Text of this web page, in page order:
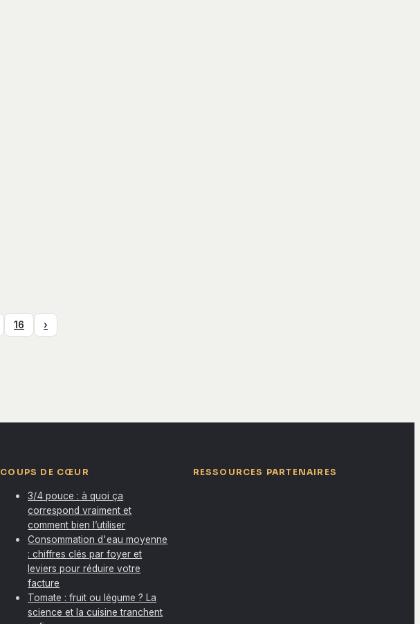
16 ›
COUPS DE CŒUR
3/4 pouce : à quoi ça
correspond vraiment et
comment bien l’utiliser
Consommation d'eau moyenne
: chiffres clés par foyer et
leviers pour réduire votre
facture
Tomate : fruit ou légume ? La
science et la cuisine tranchent
RESSOURCES PARTENAIRES